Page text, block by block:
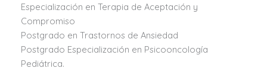
Especialización en Terapia de Aceptación y
Compromiso
Postgrado en Trastornos de Ansiedad
Postgrado Especialización en Psicooncología
Pediátrica.